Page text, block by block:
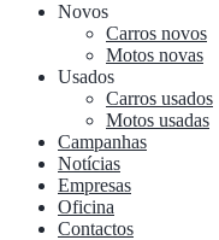
Novos
Carros novos
Motos novas
Usados
Carros usados
Motos usadas
Campanhas
Notícias
Empresas
Oficina
Contactos